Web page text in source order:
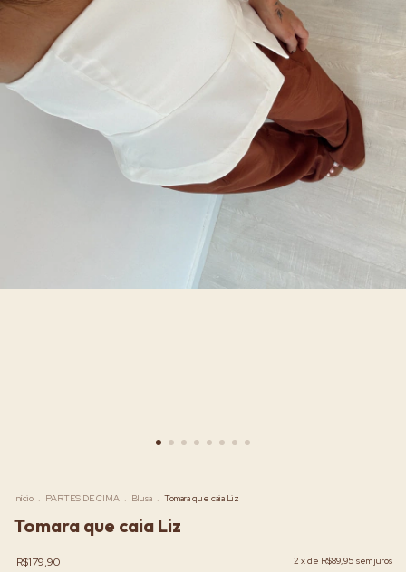
Início . PARTES DE CIMA . Blusa . Tomara que caia Liz
Tomara que caia Liz
R$179,90 2 x de R$89,95 sem juros